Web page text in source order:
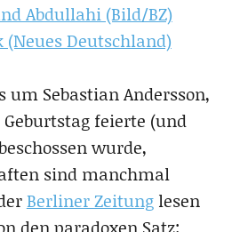
Abdullahi (Bild/BZ)
(Neues Deutschland)
um Sebastian Andersson,
feierte (und
wurde,
sind manchmal
Berliner Zeitunglesen
den paradoxen Satz: